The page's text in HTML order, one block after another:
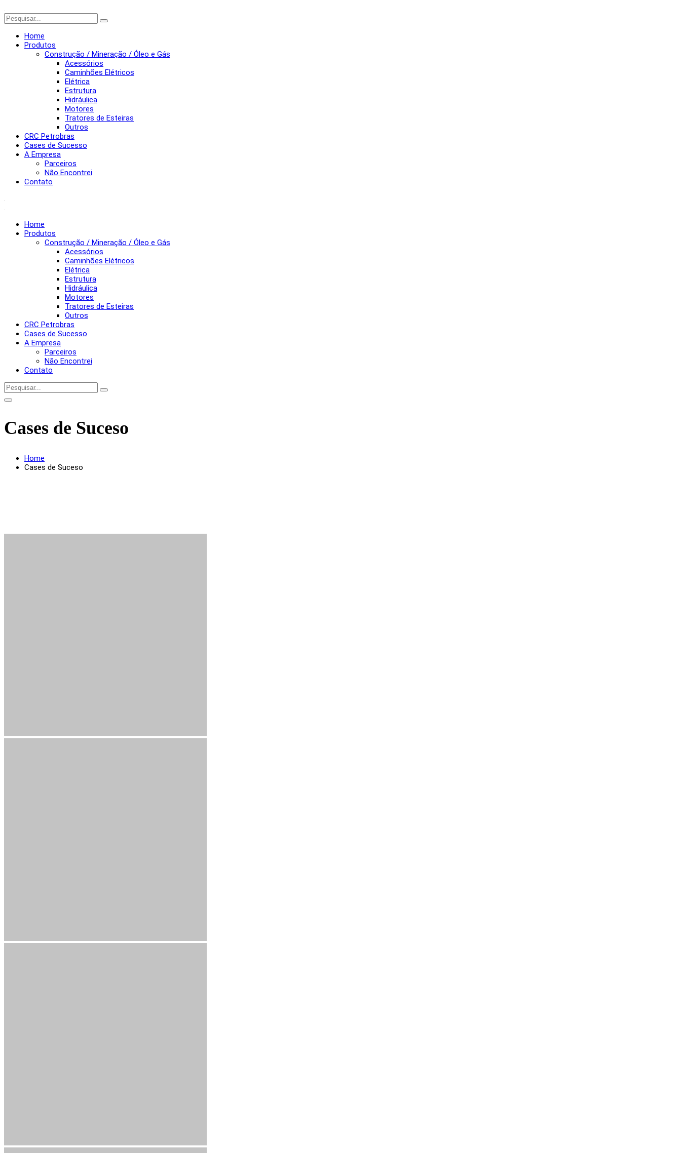
Home
Produtos
Construção / Mineração / Óleo e Gás
Acessórios
Caminhões Elétricos
Elétrica
Estrutura
Hidráulica
Motores
Tratores de Esteiras
Outros
CRC Petrobras
Cases de Sucesso
A Empresa
Parceiros
Não Encontrei
Contato
Home
Produtos
Construção / Mineração / Óleo e Gás
Acessórios
Caminhões Elétricos
Elétrica
Estrutura
Hidráulica
Motores
Tratores de Esteiras
Outros
CRC Petrobras
Cases de Sucesso
A Empresa
Parceiros
Não Encontrei
Contato
Cases de Suceso
Home
Cases de Suceso